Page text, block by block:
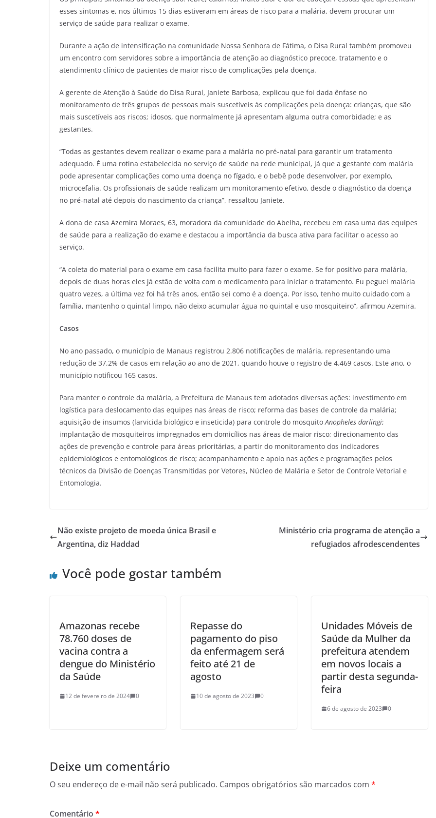
esses sintomas e, nos últimos 15 dias estiveram em áreas de risco para a malária, devem procurar um
serviço de saúde para realizar o exame.
Durante a ação de intensificação na comunidade Nossa Senhora de Fátima, o Disa Rural também promoveu
um encontro com servidores sobre a importância de atenção ao diagnóstico precoce, tratamento e o
atendimento clínico de pacientes de maior risco de complicações pela doença.
A gerente de Atenção à Saúde do Disa Rural, Janiete Barbosa, explicou que foi dada ênfase no
monitoramento de três grupos de pessoas mais suscetíveis às complicações pela doença: crianças, que são
mais suscetíveis aos riscos; idosos, que normalmente já apresentam alguma outra comorbidade; e as
gestantes.
“Todas as gestantes devem realizar o exame para a malária no pré-natal para garantir um tratamento
adequado. É uma rotina estabelecida no serviço de saúde na rede municipal, já que a gestante com malária
pode apresentar complicações como uma doença no fígado, e o bebê pode desenvolver, por exemplo,
microcefalia. Os profissionais de saúde realizam um monitoramento efetivo, desde o diagnóstico da doença
no pré-natal até depois do nascimento da criança”, ressaltou Janiete.
A dona de casa Azemira Moraes, 63, moradora da comunidade do Abelha, recebeu em casa uma das equipes
de saúde para a realização do exame e destacou a importância da busca ativa para facilitar o acesso ao
serviço.
“A coleta do material para o exame em casa facilita muito para fazer o exame. Se for positivo para malária,
depois de duas horas eles já estão de volta com o medicamento para iniciar o tratamento. Eu peguei malária
quatro vezes, a última vez foi há três anos, então sei como é a doença. Por isso, tenho muito cuidado com a
família, mantenho o quintal limpo, não deixo acumular água no quintal e uso mosquiteiro”, afirmou Azemira.
Casos
No ano passado, o município de Manaus registrou 2.806 notificações de malária, representando uma
redução de 37,2% de casos em relação ao ano de 2021, quando houve o registro de 4.469 casos. Este ano, o
município notificou 165 casos.
Para manter o controle da malária, a Prefeitura de Manaus tem adotados diversas ações: investimento em
logística para deslocamento das equipes nas áreas de risco; reforma das bases de controle da malária;
aquisição de insumos (larvicida biológico e inseticida) para controle do mosquitoAnopheles darlingi;
implantação de mosquiteiros impregnados em domicílios nas áreas de maior risco; direcionamento das
ações de prevenção e controle para áreas prioritárias, a partir do monitoramento dos indicadores
epidemiológicos e entomológicos de risco; acompanhamento e apoio nas ações e programações pelos
técnicos da Divisão de Doenças Transmitidas por Vetores, Núcleo de Malária e Setor de Controle Vetorial e
Entomologia.
Não existe projeto de moeda única Brasil e
Argentina, diz Haddad
Ministério cria programa de atenção a
refugiados afrodescendentes
Você pode gostar também
Amazonas recebe
78.760 doses de
vacina contra a
dengue do Ministério
da Saúde
12 de fevereiro de 2024 0
Repasse do
pagamento do piso
da enfermagem será
feito até 21 de
agosto
10 de agosto de 2023 0
Unidades Móveis de
Saúde da Mulher da
prefeitura atendem
em novos locais a
partir desta segunda-
feira
6 de agosto de 2023 0
Deixe um comentário
O seu endereço de e-mail não será publicado. Campos obrigatórios são marcados com *
Comentário *